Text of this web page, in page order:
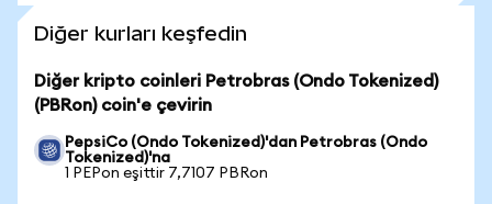
Diğer kurları keşfedin
Diğer kripto coinleri Petrobras (Ondo Tokenized)
(PBRon) coin'e çevirin
PepsiCo (Ondo Tokenized)'dan Petrobras (Ondo
Tokenized)'na
1 PEPon eşittir 7,7107 PBRon